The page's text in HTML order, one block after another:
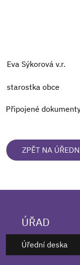
Eva Sýkorová v.r.
starostka obce
Připojené
ZPĚT NA
ÚŘAD
Úřední deska